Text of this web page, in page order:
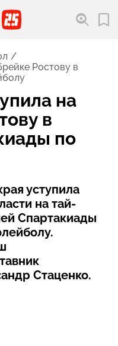
Ростову в
на
в
по
уступила
на тай-
Спартакиады
Стаценко.